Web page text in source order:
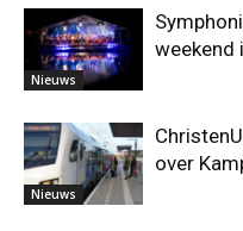
Nieuws
weekend
Nieuws
over